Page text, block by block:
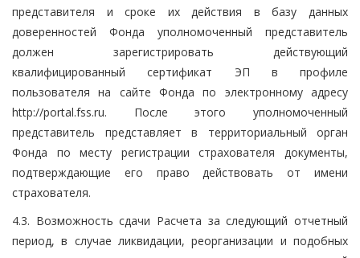
представителя и сроке их действия в базу данных
доверенностей Фонда уполномоченный представитель
должен зарегистрировать действующий
квалифицированный сертификат ЭП в профиле
пользователя на сайте Фонда по электронному адресу
http://portal.fss.ru. После этого уполномоченный
представитель представляет в территориальный орган
Фонда по месту регистрации страхователя документы,
подтверждающие его право действовать от имени
страхователя.
4.3. Возможность сдачи Расчета за следующий отчетный
период, в случае ликвидации, реорганизации и подобных